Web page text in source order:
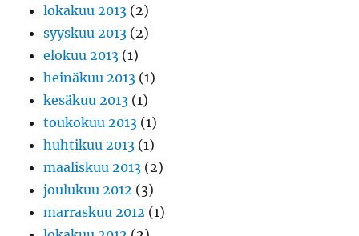
lokakuu 2013 (2)
syyskuu 2013 (2)
elokuu 2013 (1)
heinäkuu 2013 (1)
kesäkuu 2013 (1)
toukokuu 2013 (1)
huhtikuu 2013 (1)
maaliskuu 2013 (2)
joulukuu 2012 (3)
marraskuu 2012 (1)